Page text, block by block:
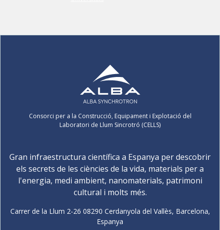
Consorci per a la Construcció, Equipament i Explotació del
Laboratori de Llum Sincrotró (CELLS)
Gran infraestructura científica a Espanya per descobrir
els secrets de les ciències de la vida, materials per a
l'energia, medi ambient, nanomaterials, patrimoni
cultural i molts més.
Carrer de la Llum 2-26 08290 Cerdanyola del Vallès, Barcelona,
Espanya